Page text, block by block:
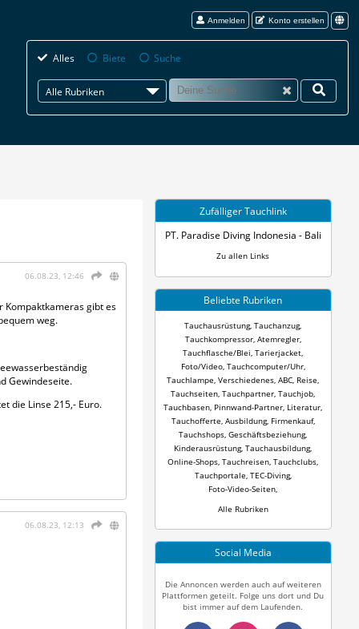
Anmelden Konto erstellen
Alles Biete Suche
Alle Rubriken
06.08.23, 12:46
Kompaktkameras gibt es
weg.
Gewindeseite.
die Linse 215,- Euro.
06.08.23, 12:13
Zufälliger Tauchlink
PT. Paradise Diving Indonesia - Bali
Zu allen Links
Beliebte Rubriken
Tauchausrüstung, Tauchanzug,
Tauchkompressor, Atemregler,
Tauchflasche/Blei Tarierjacket
Foto/Video, Tauchcomputer/Uhr,
Tauchlampe Verschiedenes ABC Reise
Tauchseiten Tauchpartner Tauchjob
Tauchbasen Pinnwand-Partner Literatur
Tauchofferte Ausbildung, Firmenkauf,
Tauchshops Geschäftsbeziehung,
Kinderausrüstung, Tauchausbildung,
Online-Shops Tauchreisen Tauchclubs
Tauchportale TEC-Diving,
Foto-Video-Seiten
Alle Rubriken
Social Media
Die Annoncen werden auch auf weiteren
Plattformen geteilt. Folge uns dort und Du
bist immer auf dem Laufenden.